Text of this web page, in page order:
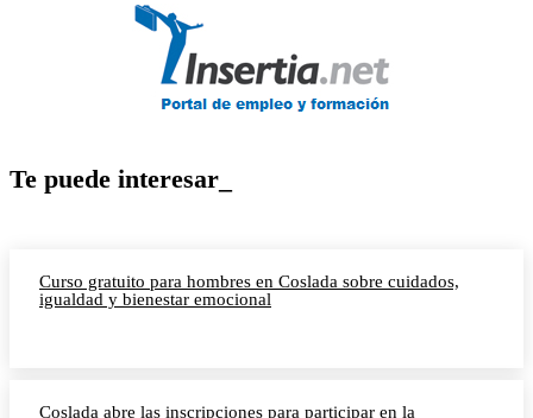
Te puede interesar_
Curso gratuito para hombres en Coslada sobre cuidados,
igualdad y bienestar emocional
Coslada abre las inscripciones para participar en la